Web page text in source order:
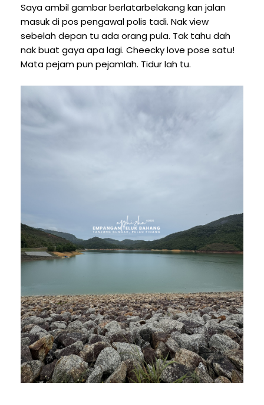
Saya ambil gambar berlatarbelakang kan jalan
masuk di pos pengawal polis tadi. Nak view
sebelah depan tu ada orang pula. Tak tahu dah
nak buat gaya apa lagi. Cheecky love pose satu!
Mata pejam pun pejamlah. Tidur lah tu.